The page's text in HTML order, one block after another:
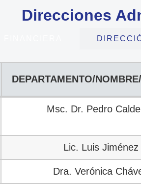
Direcciones
DEPARTAMENTO/
DEPARTAMENTO/
Msc. Dr. Pedro
Lic. Luis Jiménez
Dra. Verónica